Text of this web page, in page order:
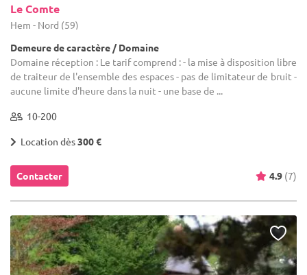
Le Comte
Hem - Nord (59)
Demeure de caractère / Domaine
Domaine réception : Le tarif comprend : - la mise à disposition libre
de traiteur de l'ensemble des espaces - pas de limitateur de bruit -
aucune limite d'heure dans la nuit - une base de ...
10-200
Location dès300 €
Contacter 4.9 (7)